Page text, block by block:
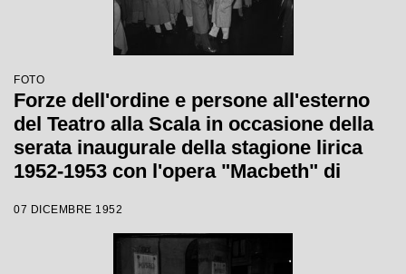
FOTO
Forze dell'ordine e persone all'esterno
del Teatro alla Scala in occasione della
serata inaugurale della stagione lirica
1952-1953 con l'opera "Macbeth" di
Sabata, con la regia di Carl Ebert
07 DICEMBRE 1952